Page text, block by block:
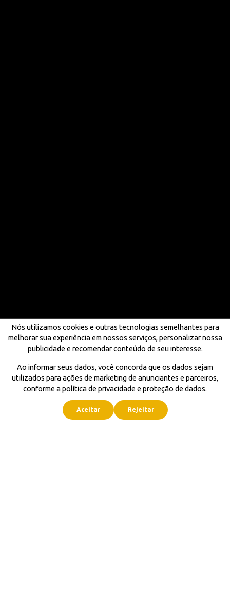
Nós utilizamos cookies e outras tecnologias semelhantes para
melhorar sua experiência em nossos serviços, personalizar nossa
publicidade e recomendar conteúdo de seu interesse.
Ao informar seus dados, você concorda que os dados sejam
utilizados para ações de marketing de anunciantes e parceiros,
conforme a política de privacidade e proteção de dados.
Aceitar Rejeitar